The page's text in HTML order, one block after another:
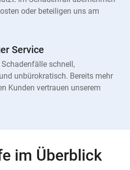
oder beteiligen uns am
Service
schnell,
unbürokratisch. Bereits mehr
Kunden vertrauen unserem
im Überblick